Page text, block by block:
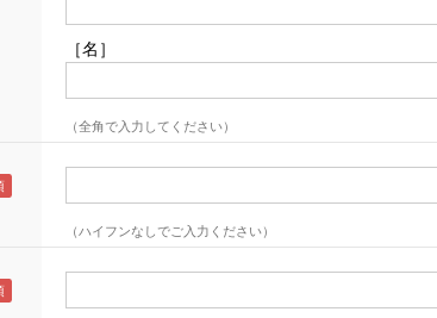
［名］
（全角で入力してください）
（ハイフンなしでご入力ください）